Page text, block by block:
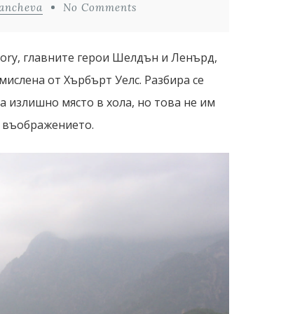
No Comments
главните герои Шелдън и Ленърд,
от Хърбърт Уелс. Разбира се
излишно място в хола, но това не им